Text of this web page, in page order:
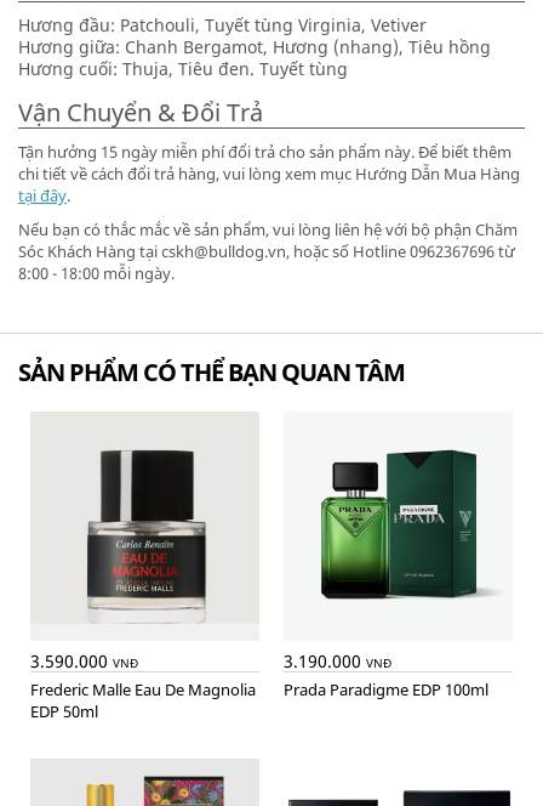
Hương đầu: Patchouli, Tuyết tùng Virginia, Vetiver
Hương giữa: Chanh Bergamot, Hương (nhang), Tiêu hồng
Hương cuối: Thuja, Tiêu đen. Tuyết tùng
Vận Chuyển & Đổi Trả
Tận hưởng 15 ngày miễn phí đổi trả cho sản phẩm này. Để biết thêm
chi tiết về cách đổi trả hàng, vui lòng xem mục Hướng Dẫn Mua Hàng
tại đây.
Nếu bạn có thắc mắc về sản phẩm, vui lòng liên hệ với bộ phận Chăm
Sóc Khách Hàng tại cskh@bulldog.vn, hoặc số Hotline 0962367696 từ
8:00 - 18:00 mỗi ngày.
SẢN PHẨM CÓ THỂ BẠN QUAN TÂM
3.590.000 VNĐ
Frederic Malle Eau De Magnolia
EDP 50ml
3.190.000 VNĐ
Prada Paradigme EDP 100ml